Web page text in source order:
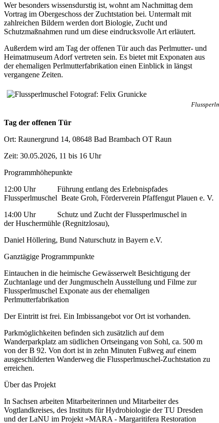
Wer besonders wissensdurstig ist, wohnt am Nachmittag dem
Vortrag im Obergeschoss der Zuchtstation bei. Untermalt mit
zahlreichen Bildern werden dort Biologie, Zucht und
Schutzmaßnahmen rund um diese eindrucksvolle Art erläutert.
Außerdem wird am Tag der offenen Tür auch das Perlmutter- und
Heimatmuseum Adorf vertreten sein. Es bietet mit Exponaten aus
der ehemaligen Perlmutterfabrikation einen Einblick in längst
vergangene Zeiten.
Tag der offenen Tür
Ort: Raunergrund 14, 08648 Bad Brambach OT Raun
Zeit: 30.05.2026, 11 bis 16 Uhr
Programmhöhepunkte
12:00 Uhr Führung entlang des Erlebnispfades
Flussperlmuschel Beate Groh, Förderverein Pfaffengut Plauen e. V.
14:00 Uhr Schutz und Zucht der Flussperlmuschel in
der Huschermühle (Regnitzlosau),
Daniel Höllering, Bund Naturschutz in Bayern e.V.
Ganztägige Programmpunkte
Eintauchen in die heimische Gewässerwelt Besichtigung der
Zuchtanlage und der Jungmuscheln Ausstellung und Filme zur
Flussperlmuschel Exponate aus der ehemaligen
Perlmutterfabrikation
Der Eintritt ist frei. Ein Imbissangebot vor Ort ist vorhanden.
Parkmöglichkeiten befinden sich zusätzlich auf dem
Wanderparkplatz am südlichen Ortseingang von Sohl, ca. 500 m
von der B 92. Von dort ist in zehn Minuten Fußweg auf einem
ausgeschilderten Wanderweg die Flussperlmuschel-Zuchtstation zu
erreichen.
Über das Projekt
In Sachsen arbeiten Mitarbeiterinnen und Mitarbeiter des
Vogtlandkreises, des Instituts für Hydrobiologie der TU Dresden
und der LaNU im Projekt »MARA - Margaritifera Restoration